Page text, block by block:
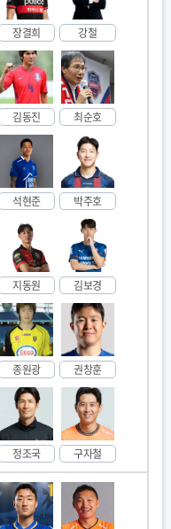
장결희 강철
김동진 최순호
석현준 박주호
지동원 김보경
종원광 권창훈
정조국 구자철